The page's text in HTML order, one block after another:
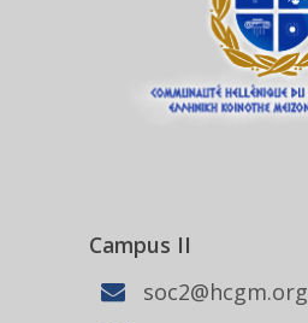
Campus II
soc2@hcgm.org